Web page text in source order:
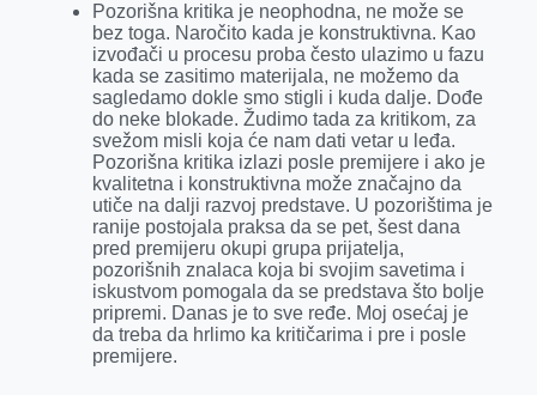
Pozorišna kritika je neophodna, ne može se
bez toga. Naročito kada je konstruktivna. Kao
izvođači u procesu proba često ulazimo u fazu
kada se zasitimo materijala, ne možemo da
sagledamo dokle smo stigli i kuda dalje. Dođe
do neke blokade. Žudimo tada za kritikom, za
svežom misli koja će nam dati vetar u leđa.
Pozorišna kritika izlazi posle premijere i ako je
kvalitetna i konstruktivna može značajno da
utiče na dalji razvoj predstave. U pozorištima je
ranije postojala praksa da se pet, šest dana
pred premijeru okupi grupa prijatelja,
pozorišnih znalaca koja bi svojim savetima i
iskustvom pomogala da se predstava što bolje
pripremi. Danas je to sve ređe. Moj osećaj je
da treba da hrlimo ka kritičarima i pre i posle
premijere.